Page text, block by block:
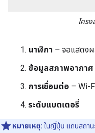
โคร
นาฬิกา – จอแสดง
ข้อมูลสภาพอากาศ
การเชื่อมต่อ – Wi-
ระดับแบตเตอรี่
หมายเหตุ: ในญี่ปุ่น แถบสถาน